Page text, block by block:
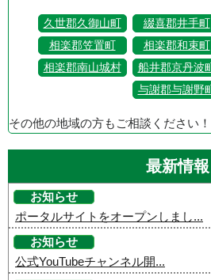
久世郡久御山町 綴喜郡井手町
相楽郡笠置町
相楽郡和束町
相楽郡南山城村
船井郡京丹波町
与謝郡与謝野町
その他の地域の方もご相談ください！
最新情報
お知らせ
ポータルサイトをオープンしまし...
お知らせ
公式YouTubeチャンネル開...